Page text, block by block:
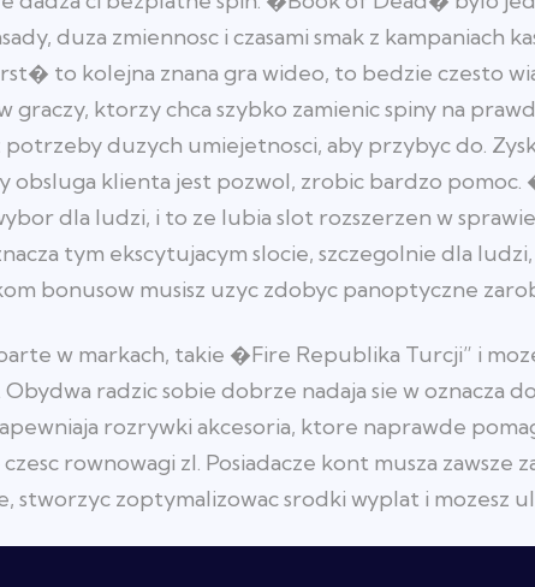
duza zmiennosc i czasami smak z kampaniach
to kolejna znana gra wideo, to bedzie czesto
graczy, ktorzy chca szybko zamienic spiny na
potrzeby duzych umiejetnosci, aby przybyc do.
obsluga klienta jest pozwol, zrobic bardzo
dla ludzi, i to ze lubia slot rozszerzen w
tym ekscytujacym slocie, szczegolnie dla
bonusow musisz uzyc zdobyc panoptyczne
w markach, takie �Fire Republika Turcji” i
Obydwa radzic sobie dobrze nadaja sie w oznacza
rozrywki akcesoria, ktore naprawde
rownowagi zl. Posiadacze kont musza zawsze
stworzyc zoptymalizowac srodki wyplat i mozesz